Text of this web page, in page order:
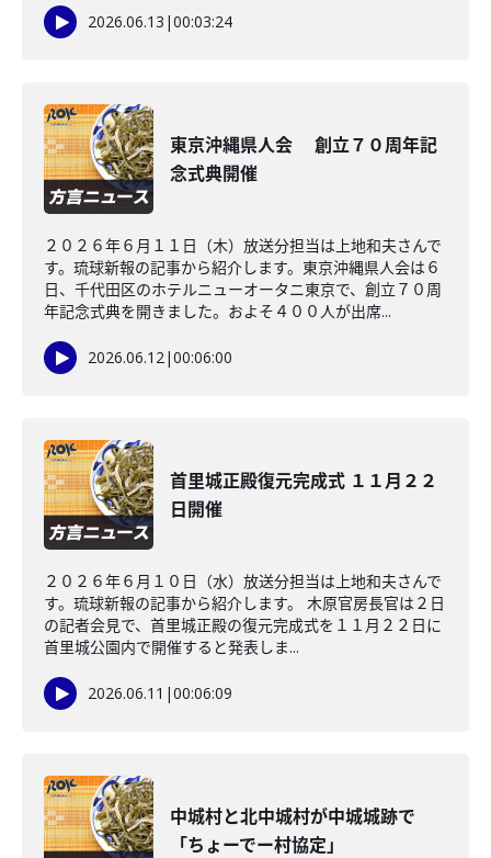
2026.06.13 |00:03:24
東京沖縄県人会 創立７０周年記
念式典開催
２０２６年６月１１日（木）放送分担当は上地和夫さんで
す。琉球新報の記事から紹介します。東京沖縄県人会は６
日、千代田区のホテルニューオータニ東京で、創立７０周
年記念式典を開きました。およそ４００人が出席...
2026.06.12|00:06:00
首里城正殿復元完成式 １１月２２
日開催
２０２６年６月１０日（水）放送分担当は上地和夫さんで
す。琉球新報の記事から紹介します。 木原官房長官は２日
の記者会見で、首里城正殿の復元完成式を１１月２２日に
首里城公園内で開催すると発表しま...
2026.06.11 |00:06:09
中城村と北中城村が中城城跡で
「ちょーでー村協定」